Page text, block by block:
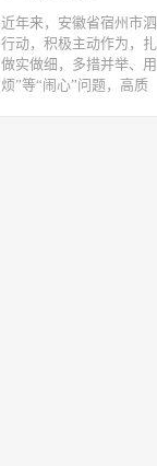
近年来，安徽省宿州市
行动，积极主动作为，
做实做细，多措并举、
烦”等“闹心”问题，高质